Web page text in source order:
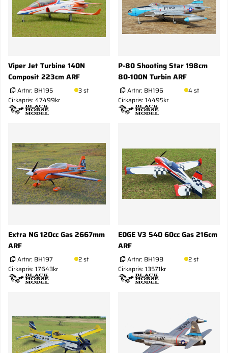
Viper Jet Turbine 140N
Composit 223cm ARF
Artnr: BH195
3 st
Cirkapris: 47499kr
P-80 Shooting Star 198cm
80-100N Turbin ARF
Artnr: BH196
4 st
Cirkapris: 14495kr
Extra NG 120cc Gas 2667mm
ARF
Artnr: BH197
2 st
Cirkapris: 17643kr
EDGE V3 540 60cc Gas 216cm
ARF
Artnr: BH198
2 st
Cirkapris: 13571kr